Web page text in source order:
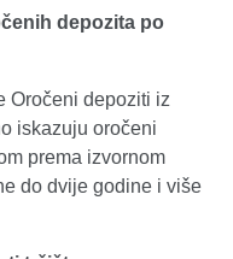
depozita po
Oročeni depoziti iz
iskazuju oročeni
prema izvornom
do dvije godine i više